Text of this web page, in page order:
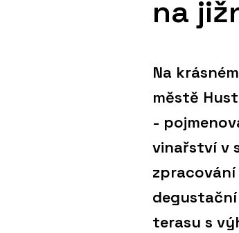
na
Na
městě
-
vinařství v
terasu s